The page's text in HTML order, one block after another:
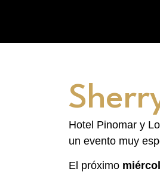
Hotel Pinomar y
un evento muy
El próximo